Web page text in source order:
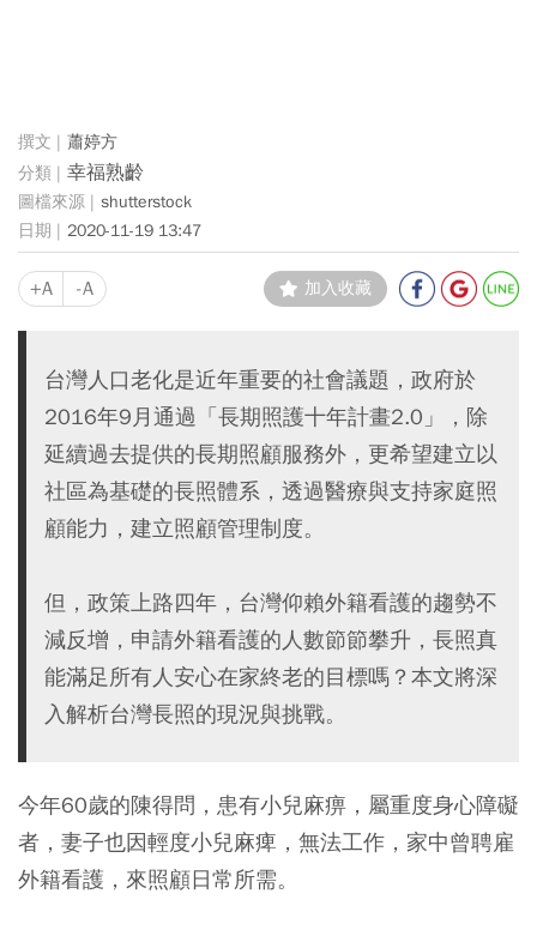
蕭婷方
幸福熟齡
shutterstock
2020-11-19 13:47
+A -A 加入收藏
台灣人口老化是近年重要的社會議題，政府於
2016年9月通過「長期照護十年計畫2.0」，除
延續過去提供的長期照顧服務外，更希望建立以
社區為基礎的長照體系，透過醫療與支持家庭照
顧能力，建立照顧管理制度。
但，政策上路四年，台灣仰賴外籍看護的趨勢不
減反增，申請外籍看護的人數節節攀升，長照真
能滿足所有人安心在家終老的目標嗎？本文將深
入解析台灣長照的現況與挑戰。
今年60歲的陳得問，患有小兒麻痹，屬重度身心障礙
者，妻子也因輕度小兒麻痺，無法工作，家中曾聘雇
外籍看護，來照顧日常所需。